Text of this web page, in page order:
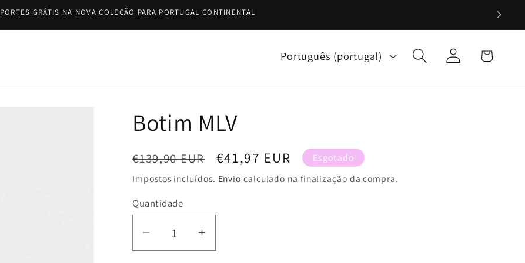
PORTES GRÁTIS NA NOVA COLEÇÃO PARA PORTUGAL CONTINENTAL
Português (portugal)
Iniciar
sessão
Carrinho
Botim MLV
Preço
normal
€139,90 EUR
Preço
de
€41,97 EUR
Esgotado
Impostos incluídos. Envio calculado na finalização da compra.
Quantidade
Diminuir
a
Aumentar
a